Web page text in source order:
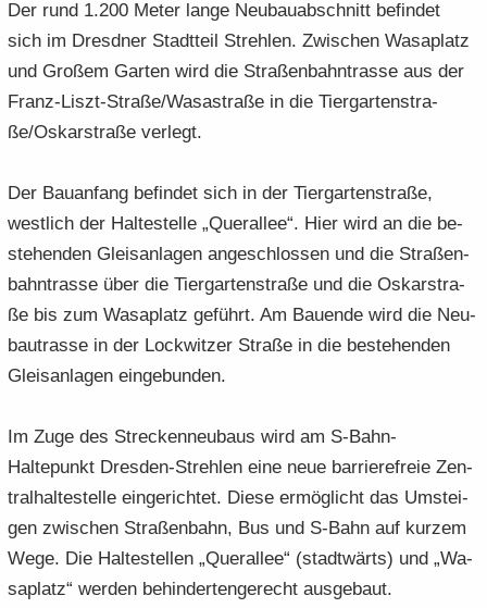
Der rund 1.200 Meter lange Neu­bau­ab­schnitt be­fin­det
sich im Dresd­ner Stadt­teil Streh­len. Zwi­schen Wa­sa­platz
und Gro­ßem Gar­ten wird die Stra­ßen­bahn­tras­se aus der
Franz-​Liszt-Straße/Wa­sa­stra­ße in die Tier­gar­ten­stra­
ße/Os­kar­stra­ße ver­legt.
Der Bau­an­fang be­fin­det sich in der Tier­gar­ten­stra­ße,
west­lich der Hal­te­stel­le „Quer­al­lee“. Hier wird an die be­
stehen­den Gleis­an­la­gen an­ge­schlos­sen und die Stra­ßen­
bahn­tras­se über die Tier­gar­ten­stra­ße und die Os­kar­stra­
ße bis zum Wa­sa­platz ge­führt. Am Bau­en­de wird die Neu­
bau­tras­se in der Lock­wit­zer Stra­ße in die be­stehen­den
Gleis­an­la­gen ein­ge­bun­den.
Im Zuge des Stre­cken­neu­baus wird am S-​Bahn-
Haltepunkt Dresden-​Strehlen eine neue bar­rie­re­freie Zen­
tral­hal­te­stel­le ein­ge­rich­tet. Diese er­mög­licht das Um­stei­
gen zwi­schen Stra­ßen­bahn, Bus und S-​Bahn auf kur­zem
Wege. Die Hal­te­stel­len „Quer­al­lee“ (stadt­wärts) und „Wa­
sa­platz“ wer­den be­hin­der­ten­ge­recht aus­ge­baut.